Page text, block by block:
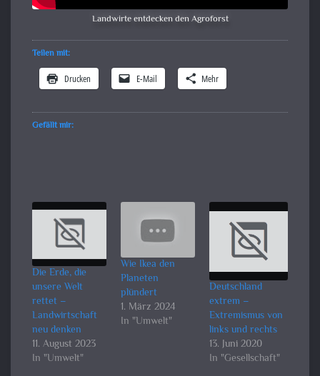
Landwirte entdecken den Agroforst
Teilen mit:
Drucken E-Mail Mehr
Gefällt mir:
Die Erde, die
unsere Welt
rettet –
Landwirtschaft
neu denken
11. August 2023
In "Umwelt"
Wie Ikea den
Planeten
plündert
1. März 2024
In "Umwelt"
Deutschland
extrem –
Extremismus von
links und rechts
13. Juni 2020
In "Gesellschaft"